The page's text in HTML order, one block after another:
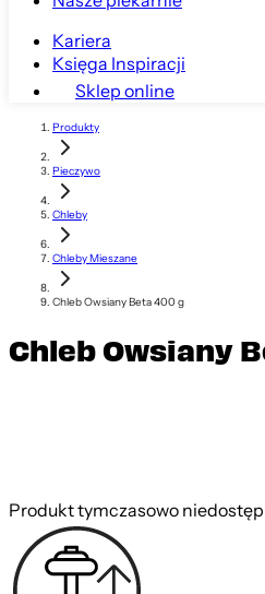
Kariera
Księga Inspiracji
Sklep online
Produkty
Pieczywo
Chleby
Chleby Mieszane
Chleb Owsiany Beta 400 g
Chleb Owsiany
Produkt tymczasowo